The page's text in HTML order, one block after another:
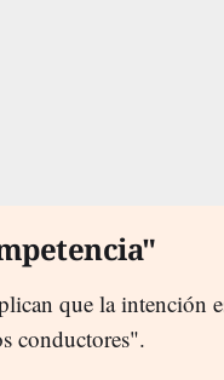
que la intención
conductores".